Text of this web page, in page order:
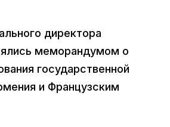
директора
меморандумом о
государственной
и Французским